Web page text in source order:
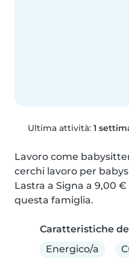
Ultima attività: 1
Lavoro come
cerchi lavoro per
Lastra a Signa a 9,00
questa famiglia.
Caratteristiche
Energico/a